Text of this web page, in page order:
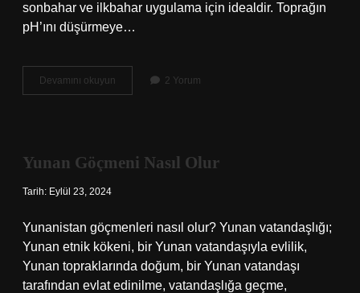
sonbahar ve ilkbahar uygulama için idealdir. Toprağın
pH’ını düşürmeye…
Devamını okuyun Kükürtlü
Kompoze
2 Yorum
Yunan Göçmeni Nasıl Olur
Tarih: Eylül 23, 2024
Yunanistan göçmenleri nasıl olur? Yunan vatandaşlığı;
Yunan etnik kökeni, bir Yunan vatandaşıyla evlilik,
Yunan topraklarında doğum, bir Yunan vatandaşı
tarafından evlat edinilme, vatandaşlığa geçme,